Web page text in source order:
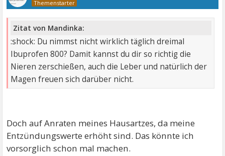
Zitat von Mandinka:
:shock: Du nimmst nicht wirklich täglich dreimal
Ibuprofen 800? Damit kannst du dir so richtig die
Nieren zerschießen, auch die Leber und natürlich der
Magen freuen sich darüber nicht.
Doch auf Anraten meines Hausartzes, da meine
Entzündungswerte erhöht sind. Das könnte ich
vorsorglich schon mal machen.